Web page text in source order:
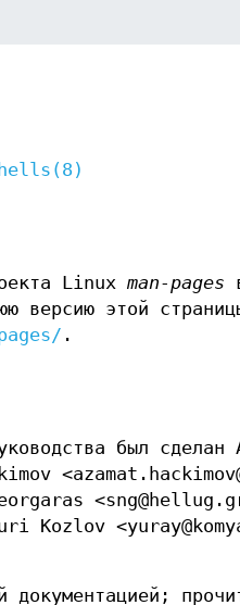
Linux man-pages
версию этой
.
был
Kozlov
документацией;